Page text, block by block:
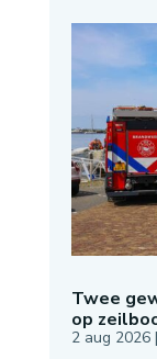
Twee
op
2 aug 2026|